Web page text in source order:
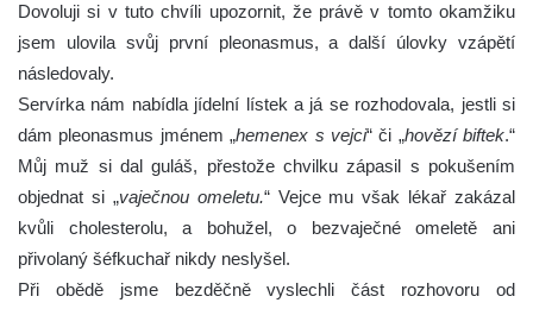
Dovoluji si v tuto chvíli upozornit, že právě v tomto okamžiku
jsem ulovila svůj první pleonasmus, a další úlovky vzápětí
následovaly.
Servírka nám nabídla jídelní lístek a já se rozhodovala, jestli si
dám pleonasmus jménem „hemenex s vejci“ či „hovězí biftek.“
Můj muž si dal guláš, přestože chvilku zápasil s pokušením
objednat si „vaječnou omeletu.“ Vejce mu však lékař zakázal
kvůli cholesterolu, a bohužel, o bezvaječné omeletě ani
přivolaný šéfkuchař nikdy neslyšel.
Při obědě jsme bezděčně vyslechli část rozhovoru od